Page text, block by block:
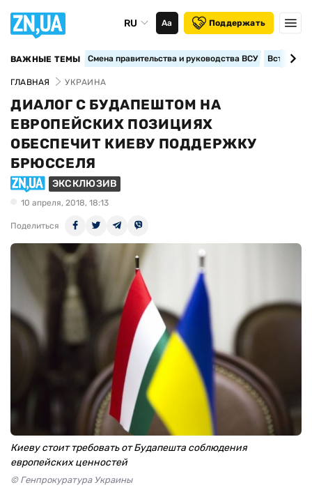
RU Аа Поддержать
ВАЖНЫЕ ТЕМЫ Смена правительства и руководства ВСУ
ГЛАВНАЯ УКРАИНА
ДИАЛОГ С БУДАПЕШТОМ НА
ЕВРОПЕЙСКИХ ПОЗИЦИЯХ
ОБЕСПЕЧИТ КИЕВУ ПОДДЕРЖКУ
БРЮССЕЛЯ
ЭКСКЛЮЗИВ
10 апреля, 2018, 18:13
Поделиться
Киеву стоит требовать от Будапешта соблюдения
европейских ценностей
© Генпрокуратура Украины